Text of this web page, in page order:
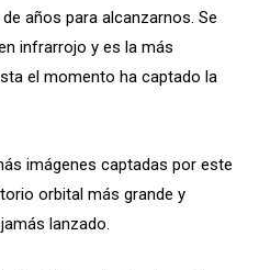
años para alcanzarnos. Se
infrarrojo y es la más
el momento ha captado la
imágenes captadas por este
orbital más grande y
lanzado.